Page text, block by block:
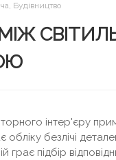
Будівництво
інтер'єру
обліку безлічі
грає підбір